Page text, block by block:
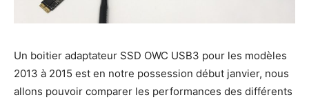
Un boitier adaptateur SSD OWC USB3 pour les modèles
2013 à 2015 est en notre possession début janvier, nous
allons pouvoir comparer les performances des différents